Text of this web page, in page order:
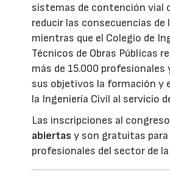
sistemas de contención vial
reducir las consecuencias de
mientras que el Colegio de
Técnicos de Obras Públicas
más de 15.000
sus objetivos la formación y
la Ingeniería Civil al servicio
Las inscripciones al
abiertas y son gratuitas para
profesionales del sector de